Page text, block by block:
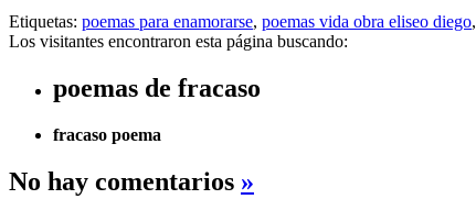
Etiquetas: poemas para enamorarse, poemas vida obra eliseo diego,
Los visitantes encontraron esta página buscando:
poemas de fracaso
fracaso poema
No hay comentarios »